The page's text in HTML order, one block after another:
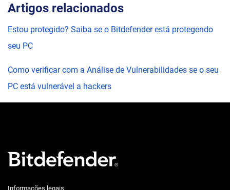
Artigos relacionados
Estou protegido? Saiba se o Bitdefender está protegendo
seu PC
Como verificar com a Análise de Vulnerabilidades se o seu
PC está vulnerável a hackers
Informações legais